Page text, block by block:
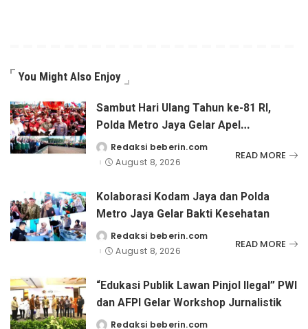
You Might Also Enjoy
Sambut Hari Ulang Tahun ke-81 RI,
Polda Metro Jaya Gelar Apel
Kebangsaan
Posted
by
Redaksi beberin.com
August 8, 2026
READ MORE
Kolaborasi Kodam Jaya dan Polda
Metro Jaya Gelar Bakti Kesehatan
Posted
by
Redaksi beberin.com
August 8, 2026
READ MORE
“Edukasi Publik Lawan Pinjol Ilegal” PWI
dan AFPI Gelar Workshop Jurnalistik
Redaksi beberin.com